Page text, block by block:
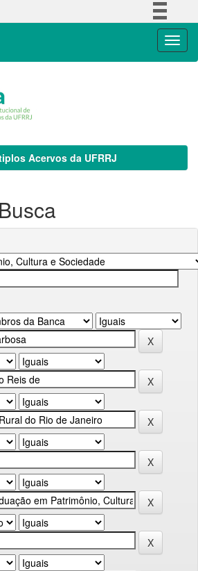
Acervos da UFRRJ